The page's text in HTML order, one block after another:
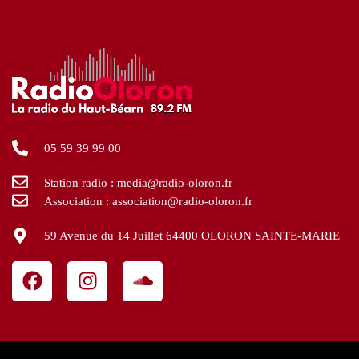
05 59 39 99 00
Station radio : media@radio-oloron.fr
Association : association@radio-oloron.fr
59 Avenue du 14 Juillet 64400 OLORON SAINTE-MARIE